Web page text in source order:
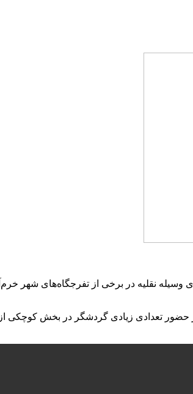
نقلیه در برخی از تفرجگاه‌های شهر
تعدادی زیادی گردشگر در بخش کوچکی از